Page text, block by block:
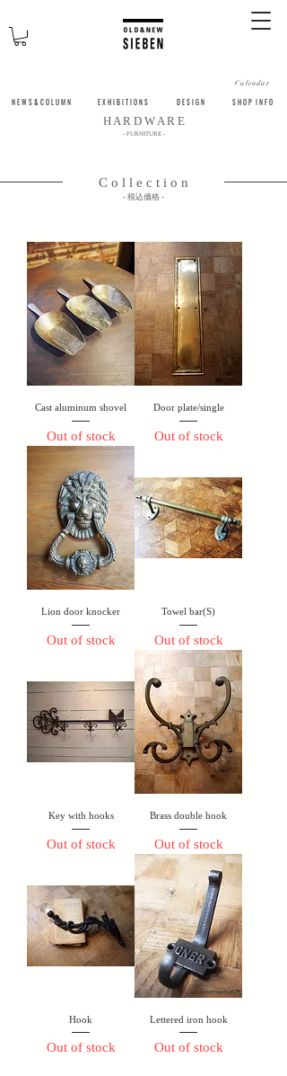
N E W S & C O L U M N
Calendar
​E X H I B I T I O N S D E S I G N S H O P I N F O
​H A R D W A R E
​- FURNITURE -
C o l l e c t i o n
​- 税込価格 -
Cast aluminum shovel
Out of stock
Door plate/single
Out of stock
Lion door knocker
Out of stock
Towel bar(S)
Out of stock
Key with hooks
Out of stock
Brass double hook
Out of stock
Hook
Out of stock
Lettered iron hook
Out of stock